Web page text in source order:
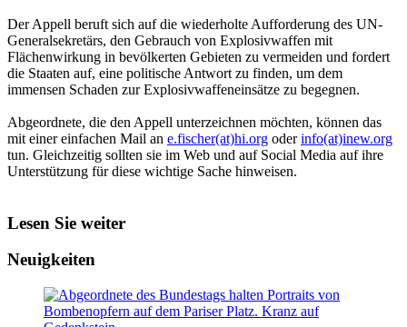
Der Appell beruft sich auf die wiederholte Aufforderung des UN-
Generalsekretärs, den Gebrauch von Explosivwaffen mit
Flächenwirkung in bevölkerten Gebieten zu vermeiden und fordert
die Staaten auf, eine politische Antwort zu finden, um dem
immensen Schaden zur Explosivwaffeneinsätze zu begegnen.
Abgeordnete, die den Appell unterzeichnen möchten, können das
mit einer einfachen Mail an e.fischer(at)hi.org oderinfo(at)inew.org
tun. Gleichzeitig sollten sie im Web und auf Social Media auf ihre
Unterstützung für diese wichtige Sache hinweisen.
Lesen Sie weiter
Neuigkeiten